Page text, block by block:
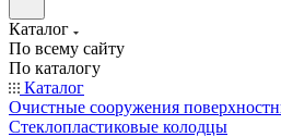
Каталог
По всему сайту
По каталогу
Каталог
Очистные сооружения
Стеклопластиковые колодцы